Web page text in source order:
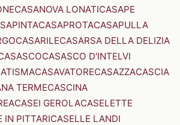
CASANOVA LONATICASAPE
CASAPROTACASAPULLA
CASARILECASARSA DELLA DELIZIA
CASASCO D'INTELVI
CASAVATORECASAZZACASCIA
TERMECASCINA
CASEI GEROLACASELETTE
IN PITTARICASELLE LANDI